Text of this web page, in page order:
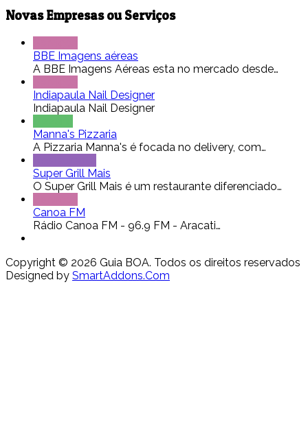
Novas Empresas ou Serviços
BBE Imagens aéreas
A BBE Imagens Aéreas esta no mercado desde…
Indiapaula Nail Designer
Indiapaula Nail Designer
Manna's Pizzaria
A Pizzaria Manna's é focada no delivery, com…
Super Grill Mais
O Super Grill Mais é um restaurante diferenciado…
Canoa FM
Rádio Canoa FM - 96.9 FM - Aracati…
Copyright © 2026 Guia BOA. Todos os direitos reservados
Designed by SmartAddons.Com